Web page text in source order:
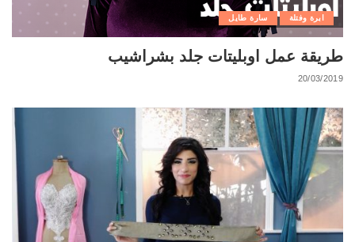
ابرة وفتلة سارة طايل
طريقة عمل اوبليتات جلد بشراشيب
20/03/2019